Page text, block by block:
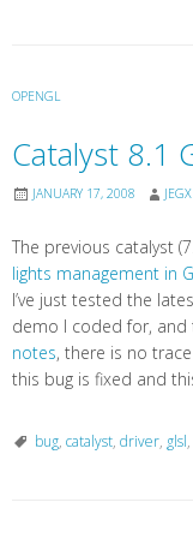
OPENGL
Catalyst 8.1
JANUARY 17, 2008 JEGX
The previous catalyst
lights management in
I’ve just tested the
demo I coded for, and
notes, there is no
this bug is fixed and
bug, catalyst, driver, glsl,